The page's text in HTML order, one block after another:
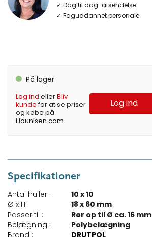
✓ Dag til dag-afsendelse
✓ Faguddannet personale
På lager
Log ind ellerBliv
kundefor at se priser
og købe på
Hounisen.com
Log ind
Specifikationer
Antal huller :
10 x 10
Ø x H :
18 x 60 mm
Passer til :
Rør op til Ø ca. 16 mm
Belægning :
Polybelægning
Brand :
DRUTPOL